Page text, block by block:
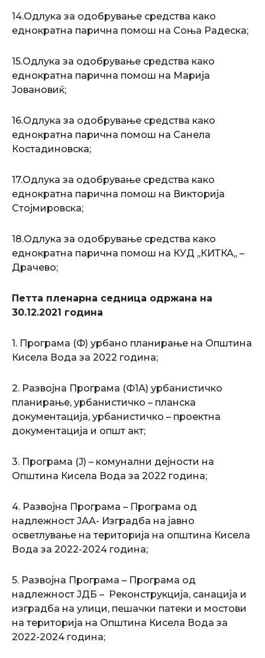
14.Одлука за одобрување средства како
еднократна парична помош на Соња Радеска;
15.Одлука за одобрување средства како
еднократна парична помош на Марија
Јовановиќ;
16.Одлука за одобрување средства како
еднократна парична помош на Санела
Костадиновска;
17.Одлука за одобрување средства како
еднократна парична помош на Викторија
Стојмировска;
18.Одлука за одобрување средства како
еднократна парична помош на КУД ,,КИТКА,, –
Драчево;
Петта пленарна седница одржана на
30.12.2021 година
1. Програма (Ф) урбано планирање на Општина
Кисела Вода за 2022 година;
2. Развојна Програма (Ф1А) урбанистичко
планирање, урбанистичко – планска
документација, урбанистичко – проектна
документација и општ акт;
3. Програма (J) – комунални дејности на
Општина Кисела Вода за 2022 година;
4. Развојна Програма – Програма од
надлежност ЈАА- Изградба на јавно
осветлување на територија на општина Кисела
Вода за 2022-2024 година;
5. Развојна Програма – Програма од
надлежност ЈДБ – Реконструкција, санација и
изградба на улици, пешачки патеки и мостови
на територија на Општина Кисела Вода за
2022-2024 година;